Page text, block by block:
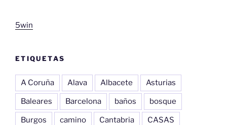
5win
ETIQUETAS
A Coruña Alava Albacete Asturias
Baleares Barcelona baños bosque
Burgos camino Cantabria CASAS